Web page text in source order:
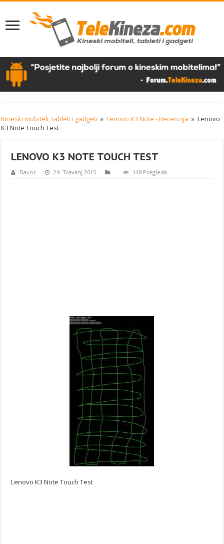
Kineski mobiteli, tableti i gadgeti » Lenovo K3 Note - Recenzija » Lenovo
K3 Note Touch Test
LENOVO K3 NOTE TOUCH TEST
Davor 29. Travanj 2015 148 Pregleda
Lenovo K3 Note Touch Test